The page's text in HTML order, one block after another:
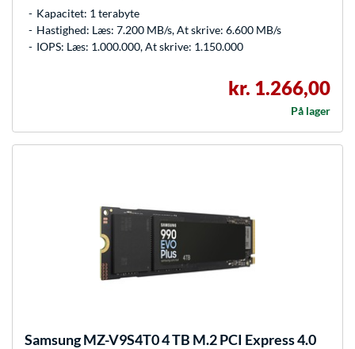
Kapacitet: 1 terabyte
Hastighed: Læs: 7.200 MB/s, At skrive: 6.600 MB/s
IOPS: Læs: 1.000.000, At skrive: 1.150.000
kr. 1.266,00
På lager
SamsungMZ-V9S4T0 4 TB M.2 PCI Express 4.0